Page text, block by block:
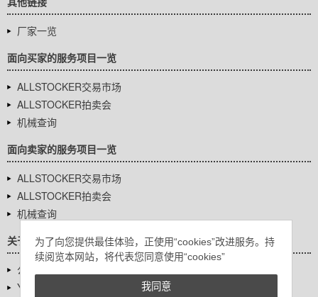
为了向您提供最佳体验，正使用“cookies”改进服务。持
续阅览本网站，将代表您同意使用“cookies”
我同意
厂家一览
面向买家的服务项目一览
ALLSTOCKER交易市场
ALLSTOCKER拍卖会
机械查询
面向卖家的服务项目一览
ALLSTOCKER交易市场
ALLSTOCKER拍卖会
机械查询
关于我们
公司基本信息
YUTAKA Inc.